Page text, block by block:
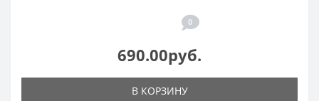
0
690.00руб.
В КОРЗИНУ